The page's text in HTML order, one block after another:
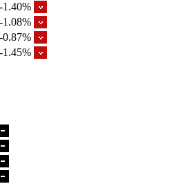
-1.40%
-1.08%
-0.87%
-1.45%